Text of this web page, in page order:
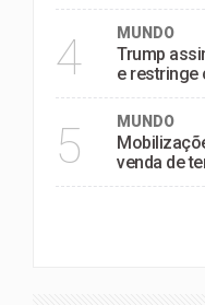
4 MUNDO
Trump
e restringe
5 MUNDO
venda de